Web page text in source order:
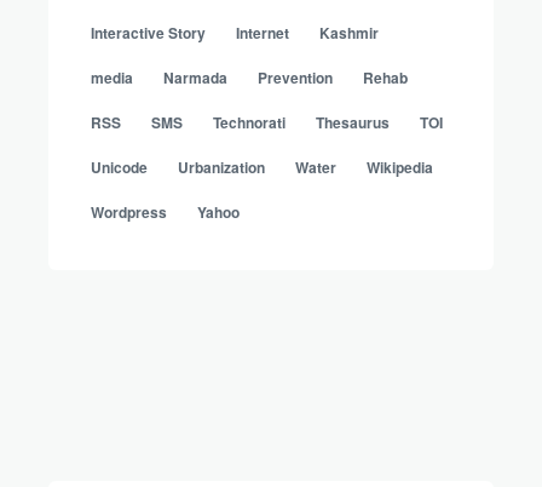
Interactive Story Internet Kashmir
media Narmada Prevention Rehab
RSS SMS Technorati Thesaurus TOI
Unicode Urbanization Water Wikipedia
Wordpress Yahoo